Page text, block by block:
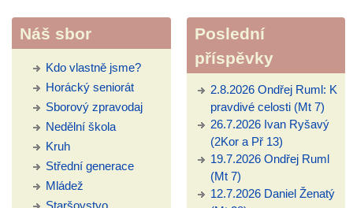
Náš sbor
Kdo vlastně jsme?
Horácký seniorát
Sborový zpravodaj
Nedělní škola
Kruh
Střední generace
Mládež
Poslední
příspěvky
2.8.2026 Ondřej Ruml: K
pravdivé celosti (Mt 7)
26.7.2026 Ivan Ryšavý
(2Kor a Př 13)
19.7.2026 Ondřej Ruml
(Mt 7)
12.7.2026 Daniel Ženatý